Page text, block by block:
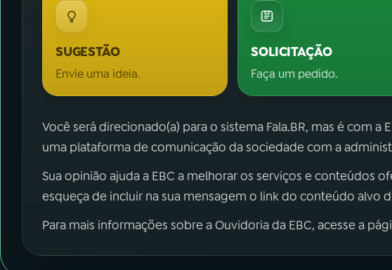
SUGESTÃO
Envie uma ideia.
SOLICITAÇÃO
Faça um pedido.
Você será direcionado(a) para o sistema Fala.BR, mas é com a
uma plataforma de comunicação da sociedade com a
Sua opinião ajuda a EBC a melhorar os serviços e conteúdos
esqueça de incluir na sua mensagem o link do conteúdo alvo
Para mais informações sobre a Ouvidoria da EBC, acesse a